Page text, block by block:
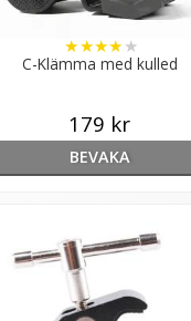
C-Klämma med kulled
★★★★ ★
179 kr
BEVAKA